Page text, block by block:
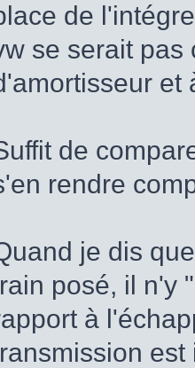
de
se serait pas
et
de
rendre
je dis
posé, il n'y
à